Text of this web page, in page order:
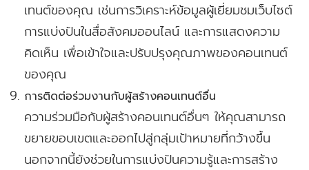
เทนต์ของคุณ เช่นการวิเคราะห์ข้อมูลผู้เยี่ยมชมเว็บไซต์
การแบ่งปันในสื่อสังคมออนไลน์ และการแสดงความ
คิดเห็น เพื่อเข้าใจและปรับปรุงคุณภาพของคอนเทนต์
ของคุณ
การติดต่อร่วมงานกับผู้สร้างคอนเทนต์อื่น
ความร่วมมือกับผู้สร้างคอนเทนต์อื่นๆ ให้คุณสามารถ
ขยายขอบเขตและออกไปสู่กลุ่มเป้าหมายที่กว้างขึ้น
นอกจากนี้ยังช่วยในการแบ่งปันความรู้และการสร้าง